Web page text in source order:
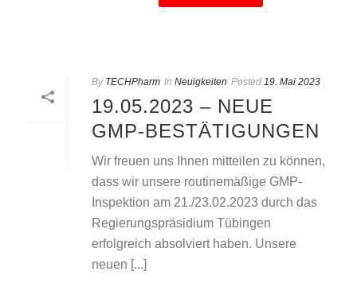
By TECHPharm In Neuigkeiten Posted 19. Mai 2023
19.05.2023 – NEUE
GMP-BESTÄTIGUNGEN
Wir freuen uns Ihnen mitteilen zu können,
dass wir unsere routinemäßige GMP-
Inspektion am 21./23.02.2023 durch das
Regierungspräsidium Tübingen
erfolgreich absolviert haben. Unsere
neuen [...]